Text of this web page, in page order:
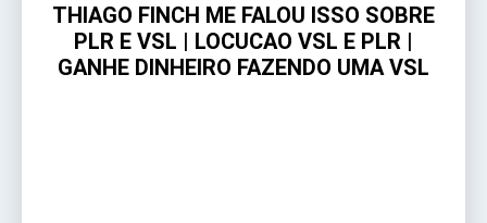
THIAGO FINCH ME FALOU ISSO SOBRE
PLR E VSL | LOCUCAO VSL E PLR |
GANHE DINHEIRO FAZENDO UMA VSL